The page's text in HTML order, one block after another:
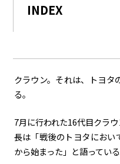
TOYOTA GAZOO Racing
ヤリス e-Palette
カーボンニュートラル 水素エン
水素 Woven City
INDEX
クラウン。それは、トヨタ
る。
7月に行われた16代目クラ
長は「戦後のトヨタにおい
から始まった」と語っている